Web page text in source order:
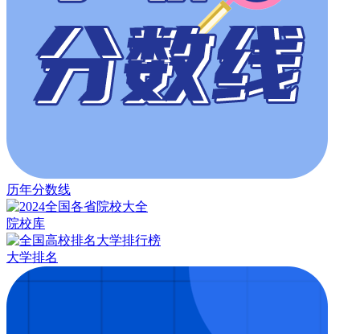
历年分数线
院校库
大学排名